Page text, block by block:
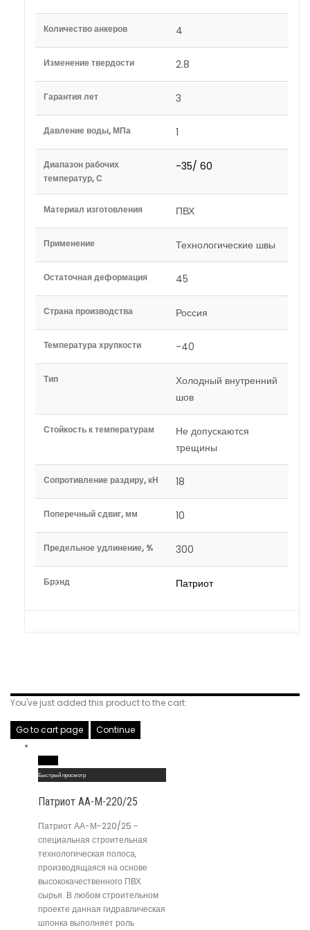
Количество анкеров 4
Изменение твердости 2.8
Гарантия лет 3
Давление воды, МПа 1
Диапазон рабочих
температур, С
-35/ 60
Материал изготовления ПВХ
Применение Технологические швы
Остаточная деформация 45
Страна производства Россия
Температура хрупкости -40
Тип
Холодный внутренний
шов
Стойкость к температурам
Не допускаются
трещины
Сопротивление раздиру, кН 18
Поперечный сдвиг, мм 10
Предельное удлинение, % 300
Брэнд Патриот
You've just added this product to the cart:
Go to cart page Continue
Быстрый просмотр
Патриот АА-М-220/25
Патриот АА-М-220/25 -
специальная строительная
технологическая полоса,
производящаяся на основе
высококачественного ПВХ
сырья. В любом строительном
проекте данная гидравлическая
шпонка выполняет роль